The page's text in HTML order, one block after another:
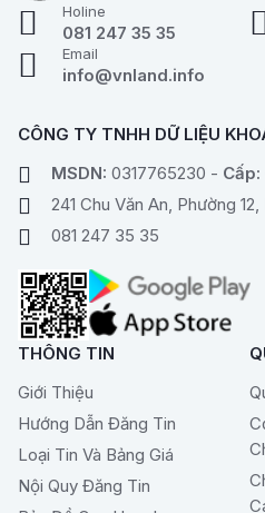
Holine
081 247 35 35
Email
info@vnland.info
CÔNG TY TNHH DỮ LIỆU
MSDN: 0317765230 - Cấp:
241 Chu Văn An, Phường
081 247 35 35
THÔNG TIN
Giới Thiệu
Hướng Dẫn Đăng Tin
Loại Tin Và Bảng Giá
Nội Quy Đăng Tin